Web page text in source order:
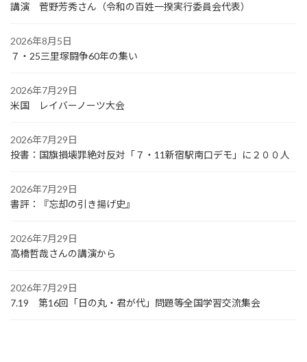
講演 菅野芳秀さん（令和の百姓一揆実行委員会代表）
2026年8月5日
７・25三里塚闘争60年の集い
2026年7月29日
米国 レイバーノーツ大会
2026年7月29日
投書：国旗損壊罪絶対反対「７・11新宿駅南口デモ」に２００人
2026年7月29日
書評：『忘却の引き揚げ史』
2026年7月29日
高橋哲哉さんの講演から
2026年7月29日
7.19 第16回「日の丸・君が代」問題等全国学習交流集会